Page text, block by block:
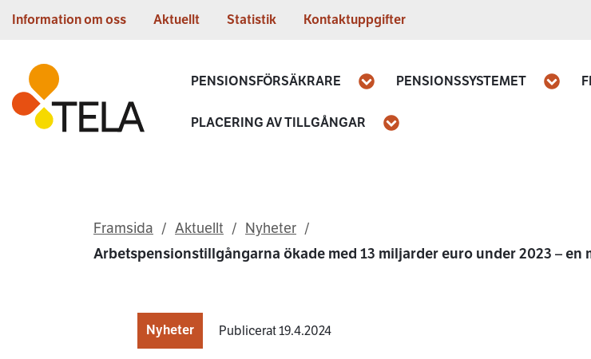
Gå till innehållet
Information om oss Aktuellt Statistik Kontaktuppgifter
Första sidan
PENSIONSFÖRSÄKRARE ÖppnaPENSIONSSYSTEMET Öppna
PLACERING AV TILLGÅNGAR Öppna
Framsida Aktuellt
Nyheter
Arbetspensionstillgångarna ökade med 13 miljarder euro under 2023 –
Nyheter Publicerat 19.4.2024